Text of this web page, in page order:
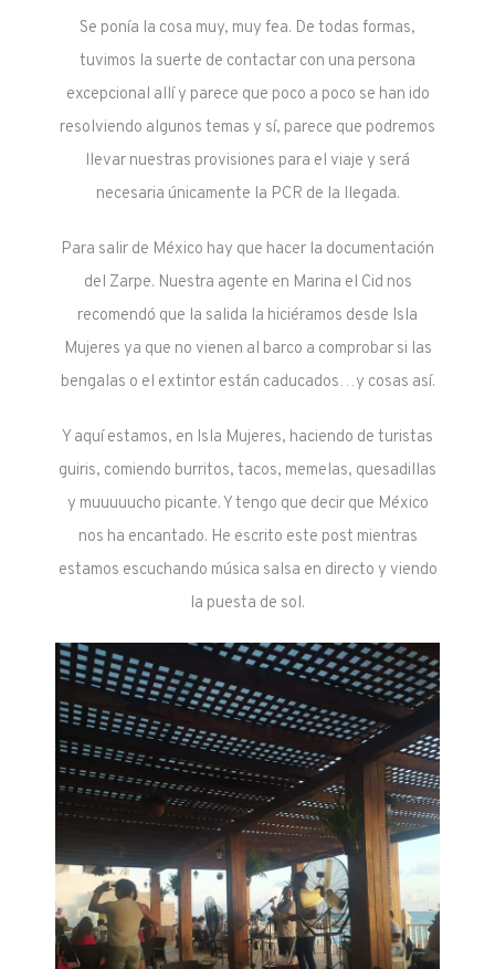
Se ponía la cosa muy, muy fea. De todas formas,
tuvimos la suerte de contactar con una persona
excepcional allí y parece que poco a poco se han ido
resolviendo algunos temas y sí, parece que podremos
llevar nuestras provisiones para el viaje y será
necesaria únicamente la PCR de la llegada.
Para salir de México hay que hacer la documentación
del Zarpe. Nuestra agente en Marina el Cid nos
recomendó que la salida la hiciéramos desde Isla
Mujeres ya que no vienen al barco a comprobar si las
bengalas o el extintor están caducados…y cosas así.
Y aquí estamos, en Isla Mujeres, haciendo de turistas
guiris, comiendo burritos, tacos, memelas, quesadillas
y muuuuucho picante. Y tengo que decir que México
nos ha encantado. He escrito este post mientras
estamos escuchando música salsa en directo y viendo
la puesta de sol.